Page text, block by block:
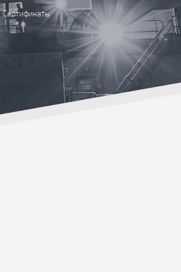
Сертификаты